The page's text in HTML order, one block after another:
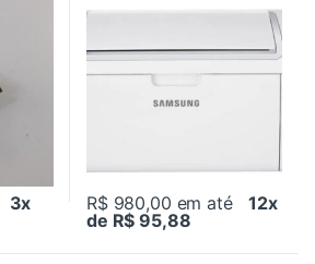
3x
R$ 980,00 em até12x
de R$ 95,88